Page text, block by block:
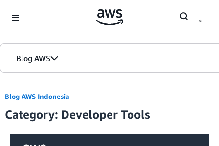
Blog AWS
Beranda
Edisi
Blog AWS Indonesia
Category: Developer Tools